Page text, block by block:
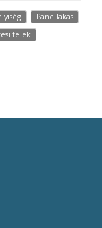
Panellakás
telek